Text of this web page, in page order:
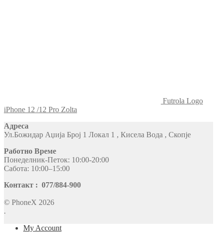
Futrola Logo
iPhone 12 /12 Pro Zolta
Адреса
Ул.Божидар Аџија Број 1 Локал 1 , Кисела Вода , Скопје
Работно Време
Понеделник-Петок: 10:00-20:00
Сабота: 10:00–15:00
Контакт : 077/884-900
© PhoneX 2026
.
My Account